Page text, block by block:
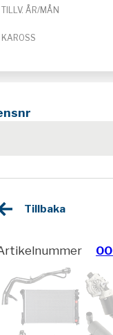
TILLV. ÅR/MÅN
KAROSS
Tillbaka